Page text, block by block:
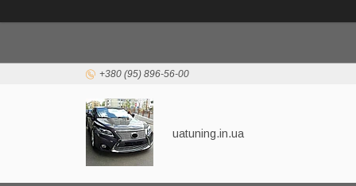
+380 (95) 896-56-00
uatuning.in.ua